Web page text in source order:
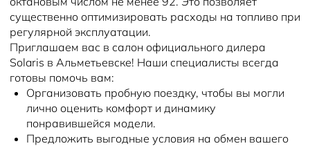
существенно оптимизировать расходы на топливо при
регулярной эксплуатации.
Приглашаем вас в салон официального дилера
Solaris в Альметьевске! Наши специалисты всегда
готовы помочь вам:
Организовать пробную поездку, чтобы вы могли
лично оценить комфорт и динамику
понравившейся модели.
Предложить выгодные условия на обмен вашего